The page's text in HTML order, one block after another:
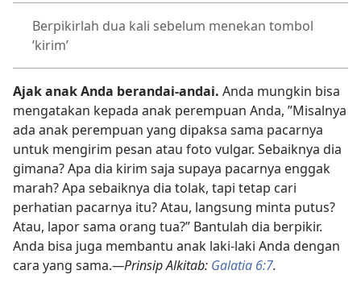
Berpikirlah dua kali sebelum menekan tombol
’kirim’
Ajak anak Anda berandai-andai. Anda mungkin bisa
mengatakan kepada anak perempuan Anda, ”Misalnya
ada anak perempuan yang dipaksa sama pacarnya
untuk mengirim pesan atau foto vulgar. Sebaiknya dia
gimana? Apa dia kirim saja supaya pacarnya enggak
marah? Apa sebaiknya dia tolak, tapi tetap cari
perhatian pacarnya itu? Atau, langsung minta putus?
Atau, lapor sama orang tua?” Bantulah dia berpikir.
Anda bisa juga membantu anak laki-laki Anda dengan
cara yang sama.—Prinsip Alkitab: Galatia 6:7.